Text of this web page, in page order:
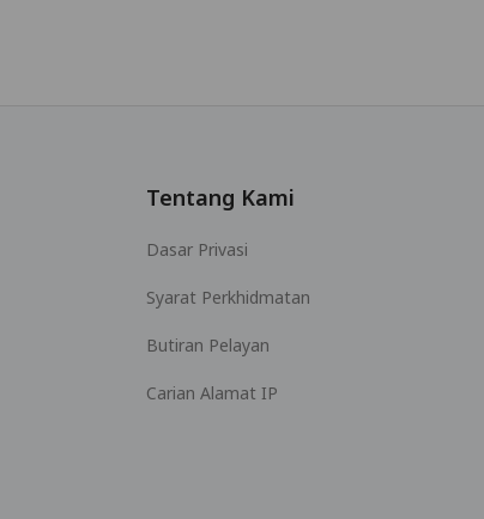
Tentang Kami
Dasar Privasi
Syarat Perkhidmatan
Butiran Pelayan
Carian Alamat IP